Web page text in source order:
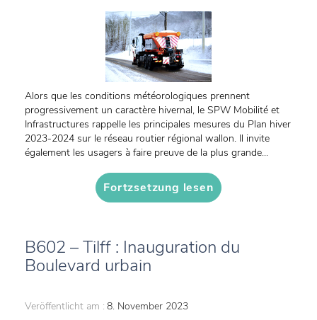
Alors que les conditions météorologiques prennent
progressivement un caractère hivernal, le SPW Mobilité et
Infrastructures rappelle les principales mesures du Plan hiver
2023-2024 sur le réseau routier régional wallon. Il invite
également les usagers à faire preuve de la plus grande...
Fortzsetzung lesen
B602 – Tilff : Inauguration du
Boulevard urbain
Veröffentlicht am : 8. November 2023